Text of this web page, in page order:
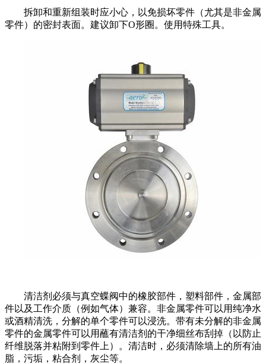
拆卸和重新组装时应小心，以免损坏零件（尤其是非金属
零件）的密封表面。建议卸下O形圈。使用特殊工具。
清洁剂必须与真空蝶阀中的橡胶部件，塑料部件，金属部
件以及工作介质（例如气体）兼容。非金属零件可以用纯净水
或酒精清洗， 分解的单个零件可以浸洗。带有未分解的非金属
零件的金属零件可以用蘸有清洁剂的干净细丝布刮掉（以防止
纤维脱落并粘附到零件上）。清洁时，必须清除墙上的所有油
脂，污垢，粘合剂，灰尘等。